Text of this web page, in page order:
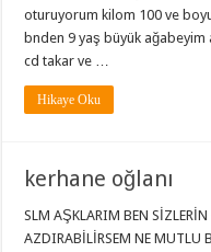
oturuyorum kilom 100 ve
bnden 9 yaş büyük
cd takar ve …
Hikaye Oku
kerhane oğlanı
SLM AŞKLARIM BEN
AZDIRABİLİRSEM NE MUTLU